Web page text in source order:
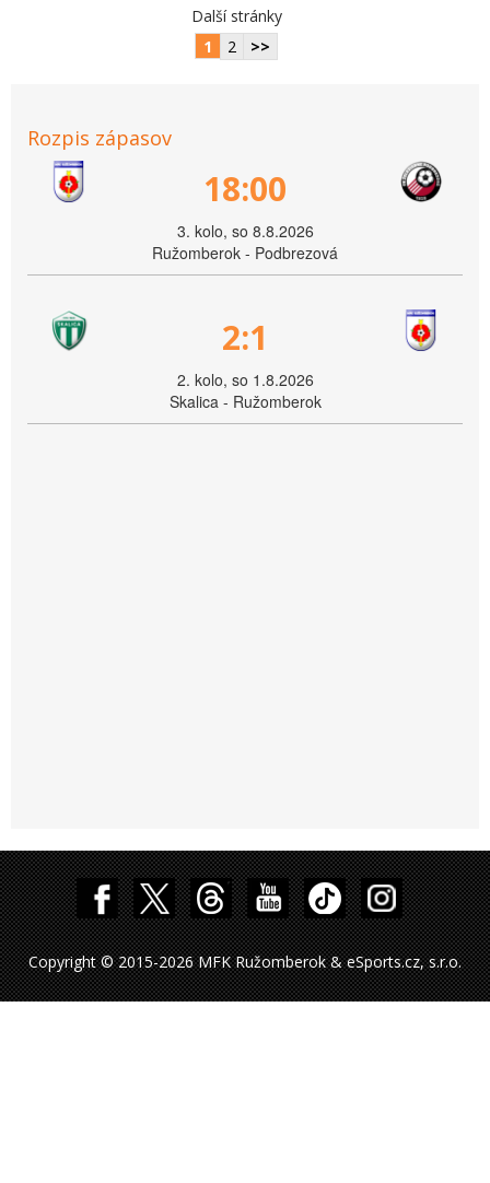
Další stránky
1
2 >>
Rozpis zápasov
18:00
3. kolo, so 8.8.2026
Ružomberok - Podbrezová
2:1
2. kolo, so 1.8.2026
Skalica - Ružomberok
Copyright © 2015-2026 MFK Ružomberok & eSports.cz, s.r.o.